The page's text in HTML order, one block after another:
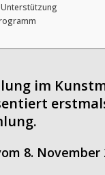
im
8. November